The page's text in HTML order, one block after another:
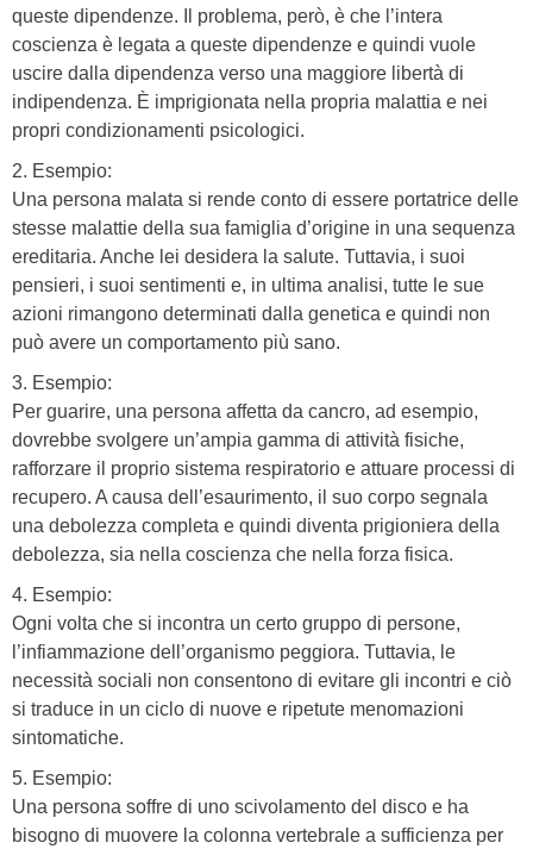
queste dipendenze. Il problema, però, è che l’intera
coscienza è legata a queste dipendenze e quindi vuole
uscire dalla dipendenza verso una maggiore libertà di
indipendenza. È imprigionata nella propria malattia e nei
propri condizionamenti psicologici.
2. Esempio:
Una persona malata si rende conto di essere portatrice delle
stesse malattie della sua famiglia d’origine in una sequenza
ereditaria. Anche lei desidera la salute. Tuttavia, i suoi
pensieri, i suoi sentimenti e, in ultima analisi, tutte le sue
azioni rimangono determinati dalla genetica e quindi non
può avere un comportamento più sano.
3. Esempio:
Per guarire, una persona affetta da cancro, ad esempio,
dovrebbe svolgere un’ampia gamma di attività fisiche,
rafforzare il proprio sistema respiratorio e attuare processi di
recupero. A causa dell’esaurimento, il suo corpo segnala
una debolezza completa e quindi diventa prigioniera della
debolezza, sia nella coscienza che nella forza fisica.
4. Esempio:
Ogni volta che si incontra un certo gruppo di persone,
l’infiammazione dell’organismo peggiora. Tuttavia, le
necessità sociali non consentono di evitare gli incontri e ciò
si traduce in un ciclo di nuove e ripetute menomazioni
sintomatiche.
5. Esempio:
Una persona soffre di uno scivolamento del disco e ha
bisogno di muovere la colonna vertebrale a sufficienza per